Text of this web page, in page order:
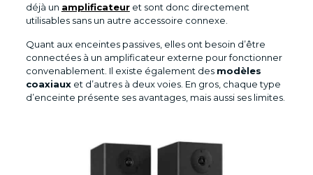
déjà un amplificateuret sont donc directement
utilisables sans un autre accessoire connexe.
Quant aux enceintes passives, elles ont besoin d’être
connectées à un amplificateur externe pour fonctionner
convenablement. Il existe également des modèles
coaxiauxet d’autres à deux voies. En gros, chaque type
d’enceinte présente ses avantages, mais aussi ses limites.